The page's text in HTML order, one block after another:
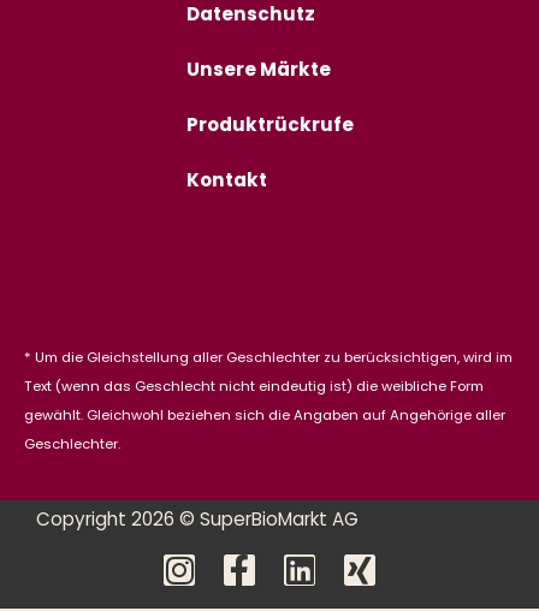
Datenschutz
Unsere Märkte
Produktrückrufe
Kontakt
* Um die Gleichstellung aller Geschlechter zu berücksichtigen, wird im
Text (wenn das Geschlecht nicht eindeutig ist) die weibliche Form
gewählt. Gleichwohl beziehen sich die Angaben auf Angehörige aller
Geschlechter.
Copyright 2026 © SuperBioMarkt AG